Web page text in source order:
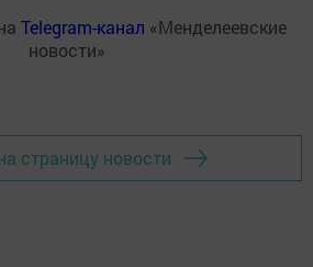
Telegram-канал «Менделеевские
новости»
страницу новости